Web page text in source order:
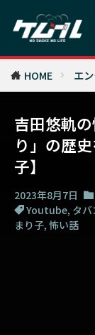
HOME エ
吉田悠軌
り」の歴
子】
2023年8月7日
Youtube, タバ
まり子, 怖い話